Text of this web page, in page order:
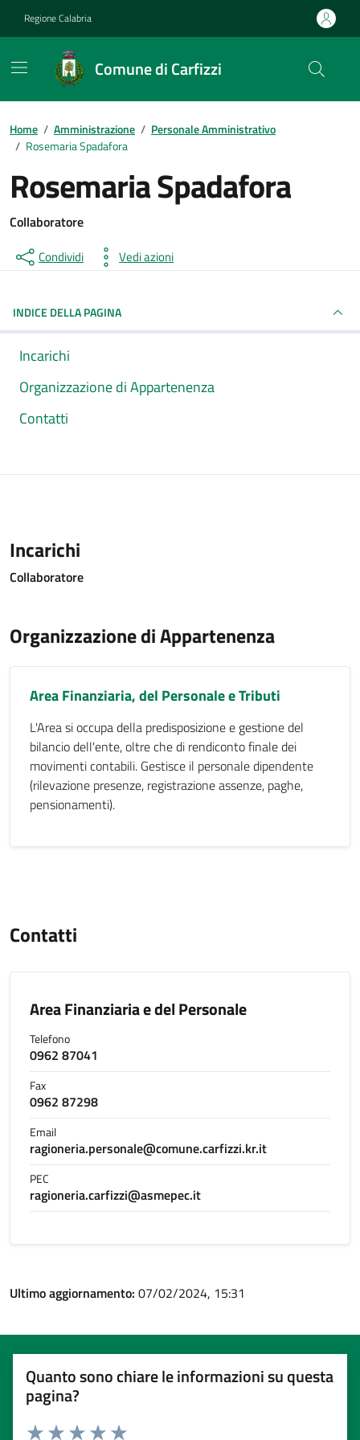
Regione Calabria
Comune di Carfizzi
Home / Amministrazione / Personale Amministrativo
/ Rosemaria Spadafora
Rosemaria Spadafora
Collaboratore
Condividi Vedi azioni
INDICE DELLA PAGINA
Incarichi
Organizzazione di Appartenenza
Contatti
Incarichi
Collaboratore
Organizzazione di Appartenenza
Area Finanziaria, del Personale e Tributi
L'Area si occupa della predisposizione e gestione del
bilancio dell'ente, oltre che di rendiconto finale dei
movimenti contabili. Gestisce il personale dipendente
(rilevazione presenze, registrazione assenze, paghe,
pensionamenti).
Contatti
Area Finanziaria e del Personale
Telefono
0962 87041
Fax
0962 87298
Email
ragioneria.personale@comune.carfizzi.kr.it
PEC
ragioneria.carfizzi@asmepec.it
Ultimo aggiornamento: 07/02/2024, 15:31
Quanto sono chiare le informazioni su questa
pagina?